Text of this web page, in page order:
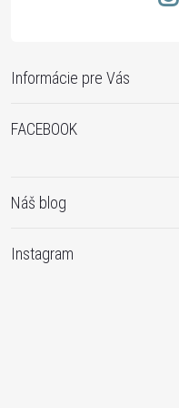
Informácie pre Vás
FACEBOOK
Náš blog
Instagram